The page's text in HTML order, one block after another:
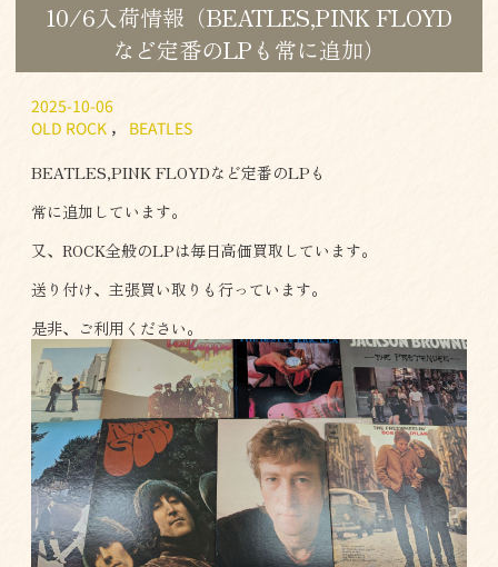
10/6入荷情報（BEATLES,PINK FLOYD
など定番のLPも常に追加）
2025-10-06
OLD ROCK ， BEATLES
BEATLES,PINK FLOYDなど定番のLPも
常に追加しています。
又、ROCK全般のLPは毎日高価買取しています。
送り付け、主張買い取りも行っています。
是非、ご利用ください。